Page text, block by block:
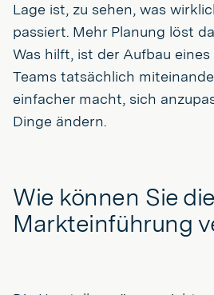
Lage ist, zu sehen, was
passiert. Mehr Planung löst
Was hilft, ist der Aufbau eines
Teams tatsächlich
einfacher macht, sich
Dinge ändern.
Wie können Sie
Markteinführung